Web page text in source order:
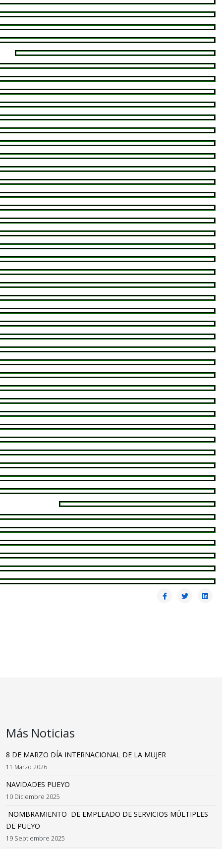
Más Noticias
8 DE MARZO DÍA INTERNACIONAL DE LA MUJER
11 Marzo 2026
NAVIDADES PUEYO
10 Diciembre 2025
NOMBRAMIENTO DE EMPLEADO DE SERVICIOS MÚLTIPLES
DE PUEYO
19 Septiembre 2025